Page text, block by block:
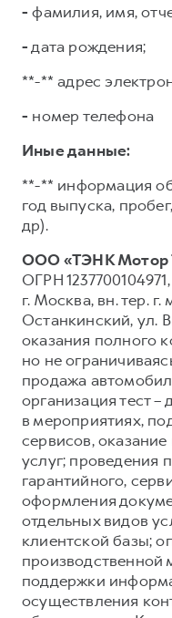
- фамилия, имя,
-дата рождения;
**-** адрес
- номер телефона
Иные данные:
**-** информация
год выпуска,
др).
ООО «ТЭНК Мотор
ОГРН
г. Москва, вн. тер.
Останкинский, ул.
оказания полного
но не
продажа
организация тест –
в мероприятиях,
сервисов,
услуг; проведения
гарантийного,
оформления
отдельных видов
клиентской базы;
производственной
поддержки
осуществления